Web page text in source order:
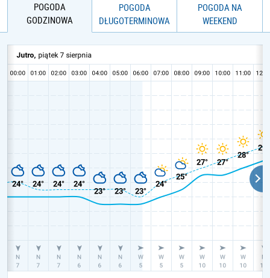
POGODA
GODZINOWA
POGODA
DŁUGOTERMINOWA
POGODA NA
WEEKEND